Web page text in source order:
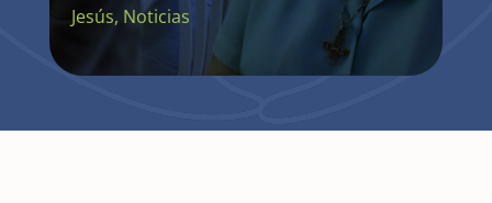
Jesús, Noticias